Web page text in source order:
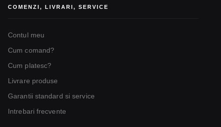
COMENZI, LIVRARI, SERVICE
Contul meu
Cum comand?
Cum platesc?
Livrare produse
Garantii standard si service
Intrebari frecvente